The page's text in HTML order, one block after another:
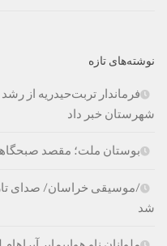
نوشته‌های تازه
شهرستان خبر داد
بوستان ملت؛ مقصد
/موسیقی خراسان/ صدای
شد